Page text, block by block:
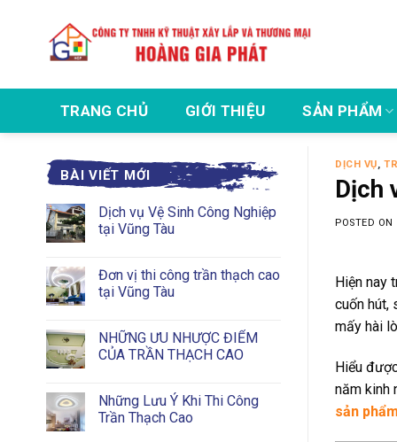
TRANG CHỦ GIỚI THIỆU SẢN PHẨM
BÀI VIẾT MỚI
Dịch vụ Vệ Sinh Công Nghiệp
tại Vũng Tàu
Đơn vị thi công trần thạch cao
tại Vũng Tàu
NHỮNG ƯU NHƯỢC ĐIỂM
CỦA TRẦN THẠCH CAO
Những Lưu Ý Khi Thi Công
Trần Thạch Cao
DỊCH VỤ,
Dịch
POSTED ON
Hiện nay
cuốn hút,
mấy hài
Hiểu
năm kinh
sản